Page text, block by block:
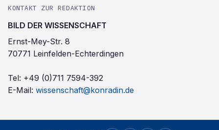
KONTAKT ZUR REDAKTION
BILD DER WISSENSCHAFT
Ernst-Mey-Str. 8
70771 Leinfelden-Echterdingen
Tel: +49 (0)711 7594-392
E-Mail: wissenschaft@konradin.de